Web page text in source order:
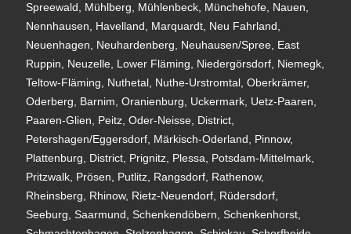
Spreewald, Mühlberg, Mühlenbeck, Münchehofe, Nauen,
Nennhausen, Havelland, Marquardt, Neu Fahrland,
Neuenhagen, Neuhardenberg, Neuhausen/Spree, East
Ruppin, Neuzelle, Lower Fläming, Niedergörsdorf, Niemegk,
Teltow-Fläming, Nuthetal, Nuthe-Urstromtal, Oberkrämer,
Oderberg, Barnim, Oranienburg, Uckermark, Uetz-Paaren,
Paaren-Glien, Peitz, Oder-Neisse, District,
Petershagen/Eggersdorf, Märkisch-Oderland, Pinnow,
Plattenburg, District, Prignitz, Plessa, Potsdam-Mittelmark,
Pritzwalk, Prösen, Putlitz, Rangsdorf, Rathenow,
Rheinsberg, Rhinow, Rietz-Neuendorf, Rüdersdorf,
Seeburg, Saarmund, Schenkendöbern, Schenkenhorst,